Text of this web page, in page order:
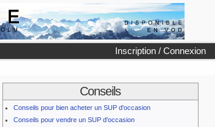
Inscription / Connexion
Conseils
Conseils pour bien acheter un SUP d'occasion
Conseils pour vendre un SUP d'occasion